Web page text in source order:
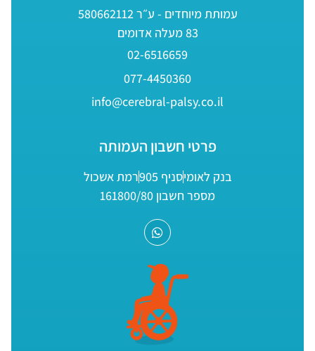
עמותת מיוחדים - ע״ר 580662112
83 מעלה אדומים
02-6516659
077-4450360
info@cerebral-palsy.co.il
פרטי חשבון העמותה
בנק לאומיסניף 905
רמת אשכול
מספר חשבון 161800/80